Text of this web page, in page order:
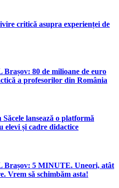
critică asupra experienței de
Brașov: 80 de milioane de euro
a profesorilor din România
lansează o platformă
elevi și cadre didactice
Brașov: 5 MINUTE. Uneori, atât
Vrem să schimbăm asta!